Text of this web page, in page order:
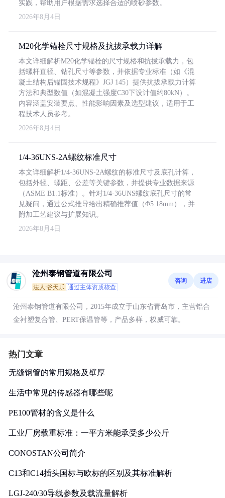
实践，帮助用户根据需求选择合适的喷砂参数。
2026年8月4日
M20化学锚栓尺寸规格及抗拔承载力详解
本文详细解析M20化学锚栓的尺寸规格和抗拔承载力，包
括螺杆直径、钻孔尺寸等参数，并依据专业标准（如《混
凝土结构后锚固技术规程》JGJ 145）提供抗拔承载力计算
方法和典型数值（如混凝土强度C30下设计值约80kN）。
内容涵盖安装要点、性能影响因素及选型建议，适用于工
程技术人员参考。
2026年8月4日
1/4-36UNS-2A螺纹标准尺寸
本文详细解析1/4-36UNS-2A螺纹的标准尺寸及底孔计算，
包括外径、螺距、公差等关键参数，并提供专业数据来源
（ASME B1.1标准）。针对1/4-36UNS螺纹底孔尺寸的常
见疑问，通过公式推导给出精确推荐值（Φ5.18mm），并
附加工艺建议与扩展知识。
2026年8月4日
沧州泰钢管道有限公司
法人:谷天乐 通过主体资质核查
咨询 进店
沧州泰钢管道有限公司，2015年成立于山东省青岛市，主营铝合
金衬塑复合管、PERT保温管等，产品多样，权威可靠。
热门文章
无缝钢管的常用规格及壁厚
生活中常见的传感器有哪些呢
PE100管材的含义是什么
工业厂房载重标准：一平方米能承受多少公斤
CONOSTAN公司简介
C13和C14插头国标与欧标的区别及其标准解析
LGJ-240/30导线参数及载流量解析